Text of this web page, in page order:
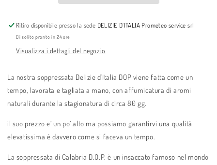
Ritiro disponibile presso la sede DELIZIE D'ITALIA Prometeo service srl
Di solito pronto in 24 ore
Visualizza i dettagli del negozio
La nostra soppressata Delizie d’Italia DOP viene fatta come un
tempo, lavorata e tagliata a mano, con affumicatura di aromi
naturali durante la stagionatura di circa 80 gg.
il suo prezzo e’ un po’ alto ma possiamo garantirvi una qualità
elevatissima è davvero come si faceva un tempo.
La soppressata di Calabria D.O.P. è un insaccato famoso nel mondo